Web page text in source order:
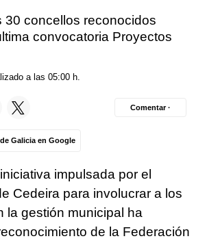
30 concellos reconocidos
convocatoria Proyectos
a las 05:00 h.
Galicia en Google
Comentar ·
impulsada por el
Cedeira para involucrar a los
la gestión municipal ha
de la Federación